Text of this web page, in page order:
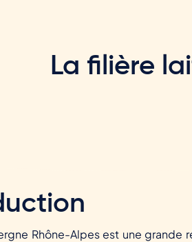
La filière
Rhône-Alpes est une grande